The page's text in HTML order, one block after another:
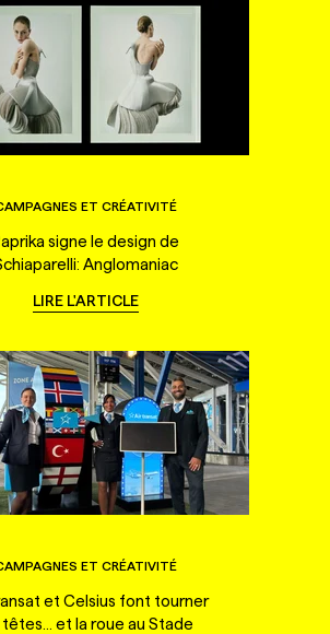
ET CRÉATIVITÉ
signe le design de
Anglomaniac
LIRE L'ARTICLE
ET CRÉATIVITÉ
et Celsius font tourner
et la roue au Stade